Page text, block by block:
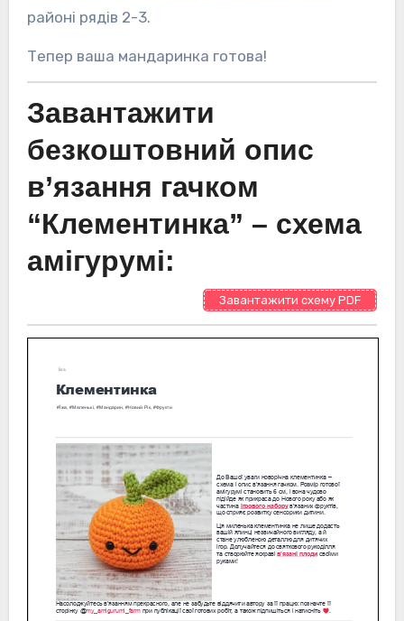
районі рядів 2-3.
Тепер ваша мандаринка готова!
Завантажити
безкоштовний опис
в’язання гачком
“Клементинка” – схема
амігурумі:
Завантажити схему PDF